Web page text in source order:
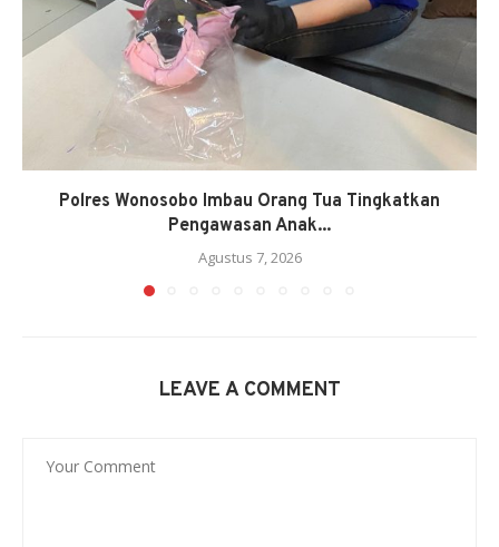
Polres Wonosobo Imbau Orang Tua Tingkatkan
Pengawasan Anak...
Agustus 7, 2026
LEAVE A COMMENT